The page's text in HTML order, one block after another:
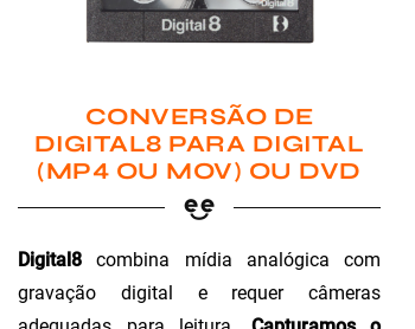
CONVERSÃO DE
DIGITAL8 PARA DIGITAL
(MP4 OU MOV) OU DVD
Digital8 combina mídia analógica com
gravação digital e requer câmeras